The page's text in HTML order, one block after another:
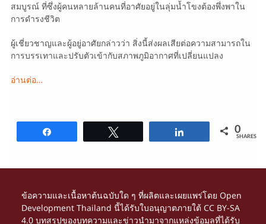
สมบูรณ์ ที่ซึ่งผู้คนหลายล้านคนที่อาศัยอยู่ในลุ่มน้ำโขงต้องพึ่งพาใน
การดำรงชีวิต
ผู้เชี่ยวชาญและผู้อยู่อาศัยกล่าวว่า สิ่งนี้ส่งผลเสียต่อความสามารถใน
การบรรเทาและปรับตัวเข้ากับสภาพภูมิอากาศที่เปลี่ยนแปลง
อ่านต่อ…
0
SHARES
ข้อความและเนื้อหาต้นฉบับใด ๆ ที่ผลิตและเผยแพร่โดย Open
Development Thailand นี้ได้รับใบอนุญาตภายใต้CC BY-SA
4.0 บทสรุปของบทความและข่าวนำมาจากแหล่งข้อมูลที่ได้รับ